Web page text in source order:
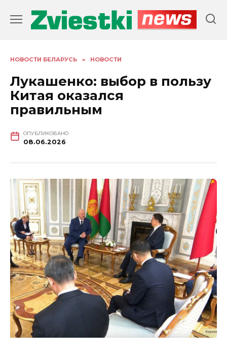
содержанию
НОВОСТИ БЕЛАРУСЬ » НОВОСТИ
Лукашенко: выбор в пользу
Китая оказался
правильным
ОПУБЛИКОВАНО
08.06.2026